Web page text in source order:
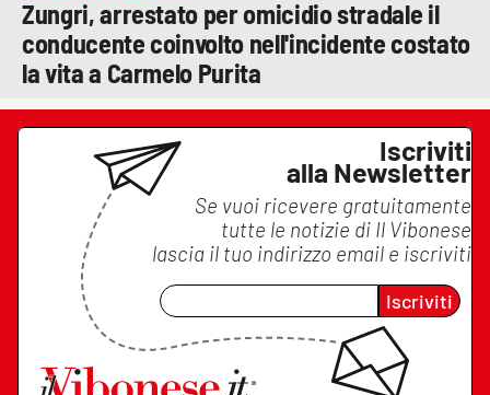
Zungri, arrestato per omicidio stradale il
conducente coinvolto nell'incidente costato
la vita a Carmelo Purita
Iscriviti
alla Newsletter
Se vuoi ricevere gratuitamente
tutte le notizie di Il Vibonese
lascia il tuo indirizzo email e iscriviti
Iscriviti